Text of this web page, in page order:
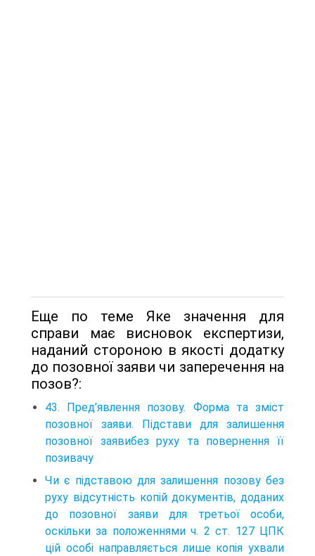
Еще по теме Яке значення для
справи має висновок експертизи,
наданий стороною в якості додатку
до позовної заяви чи заперечення на
позов?:
43. Пред’явлення позову. Форма та зміст
позовної заяви. Підстави для залишення
позовної заявибез руху та повернення її
позивачу
Чи є підставою для залишення позову без
руху відсутність копій документів, доданих
до позовної заяви для третьої особи,
оскільки за положеннями ч. 2 ст. 127 ЦПК
цій особі направляється лише копія ухвали